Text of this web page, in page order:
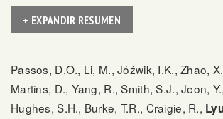
+ EXPANDIR RESUMEN
Passos, D.O., Li, M., Jóźwik, I.K., Zhao,
Martins, D., Yang, R., Smith, S.J., Jeon,
Hughes, S.H., Burke, T.R., Craigie, R.,